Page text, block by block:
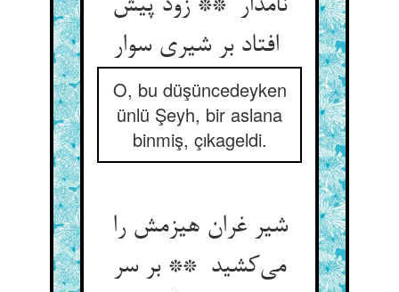
نامدار ** زود پیش
O, bu düşüncedeyken
ünlü Şeyh, bir aslana
binmiş, çıkageldi.
شیر غران هیزمش را
می‌کشید ** بر سر